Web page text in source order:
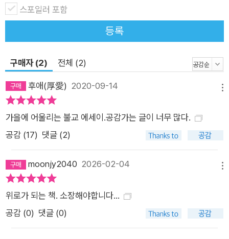
다보니 달콤하고 친절한 말로 건네는 위안과 위로를 기대한 이들
에게 에둘러 표현하지 않고 정곡을 찌르는 저자의 화법이 너무 냉
정하거나 직설적으로 느껴질지도 모른다. 어쩌면 일부만 보고 세
모른다. 특히 종교가 다르고, 질문자와 처한 상황이 다르다는 이
유로 자신과는 상관없는 이야기들이라고 외면하기 쉽다. 그러나
저자는 어떤 질문을 받든 질문자의 처지를 고려하면서도 한편으
로 남 탓, 환경 탓하다가 결국에는 자기비하와 자기학대를 거듭하
헤매지 않기를 바라는 따뜻한 마음과 해법을 담아 이야기한다. 그
의 답변은 우리 모두를 위한 조언이다. 수많은 상담 사례와 저자
의 경험담을 통해 이 책에서 전달하고자 하는 메시지는 다음과 같
다. "어떤 삶을 살고 있더라도 당신은 행복해질 권리가 있다. 다만
남의 불행 위에 내 행복을 쌓아서는 안 된다." 냉정하지만 따뜻하
고 단순하지만 명쾌한 법륜 스님의 행복론을 읽다보면 내 안에 도
스포일러 포함
등록
구매자 (2) 전체 (2)
후애(厚愛) 2020-09-14
가을에 어울리는 불교 에세이.공감가는 글이 너무 많다.
공감 (17) 댓글 (2)
moonjy2040 2026-02-04
위로가 되는 책. 소장해야합니다...
공감 (0) 댓글 (0)